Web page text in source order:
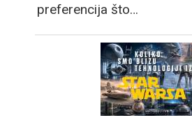
preferencija što…